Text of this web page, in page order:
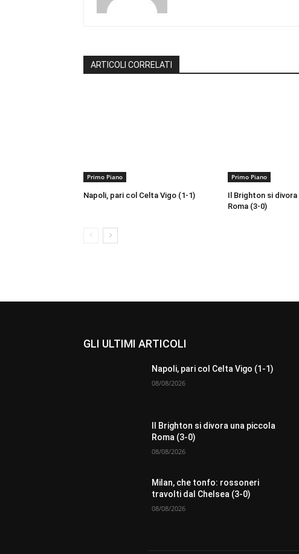
ARTICOLI CORRELATI
Primo Piano
Napoli, pari col Celta Vigo (1-1)
Primo Piano
Il Brighton si
Roma (3-0)
GLI ULTIMI ARTICOLI
Napoli, pari col Celta Vigo (1-1)
08/08/2026
Il Brighton si divora una piccola
Roma (3-0)
08/08/2026
Milan, che tonfo: rossoneri
travolti dal Chelsea (3-0)
08/08/2026